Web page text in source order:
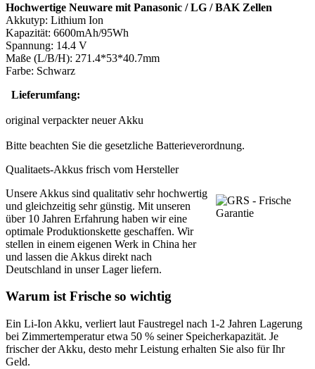
Hochwertige Neuware mit Panasonic / LG / BAK Zellen
Akkutyp: Lithium Ion
Kapazität: 6600mAh/95Wh
Spannung: 14.4 V
Maße (L/B/H): 271.4*53*40.7mm
Farbe: Schwarz
Lieferumfang:
original verpackter neuer Akku
Bitte beachten Sie die gesetzliche Batterieverordnung.
Qualitaets-Akkus frisch vom Hersteller
Unsere Akkus sind qualitativ sehr hochwertig
und gleichzeitig sehr günstig. Mit unseren
über 10 Jahren Erfahrung haben wir eine
optimale Produktionskette geschaffen. Wir
stellen in einem eigenen Werk in China her
und lassen die Akkus direkt nach
Deutschland in unser Lager liefern.
Warum ist Frische so wichtig
Ein Li-Ion Akku, verliert laut Faustregel nach 1-2 Jahren Lagerung
bei Zimmertemperatur etwa 50 % seiner Speicherkapazität. Je
frischer der Akku, desto mehr Leistung erhalten Sie also für Ihr
Geld.